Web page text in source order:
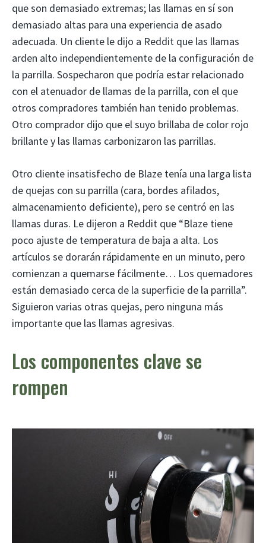
que son demasiado extremas; las llamas en sí son
demasiado altas para una experiencia de asado
adecuada. Un cliente le dijo a Reddit que las llamas
arden alto independientemente de la configuración de
la parrilla. Sospecharon que podría estar relacionado
con el atenuador de llamas de la parrilla, con el que
otros compradores también han tenido problemas.
Otro comprador dijo que el suyo brillaba de color rojo
brillante y las llamas carbonizaron las parrillas.
Otro cliente insatisfecho de Blaze tenía una larga lista
de quejas con su parrilla (cara, bordes afilados,
almacenamiento deficiente), pero se centró en las
llamas duras. Le dijeron a Reddit que “Blaze tiene
poco ajuste de temperatura de baja a alta. Los
artículos se dorarán rápidamente en un minuto, pero
comienzan a quemarse fácilmente… Los quemadores
están demasiado cerca de la superficie de la parrilla”.
Siguieron varias otras quejas, pero ninguna más
importante que las llamas agresivas.
Los componentes clave se
rompen